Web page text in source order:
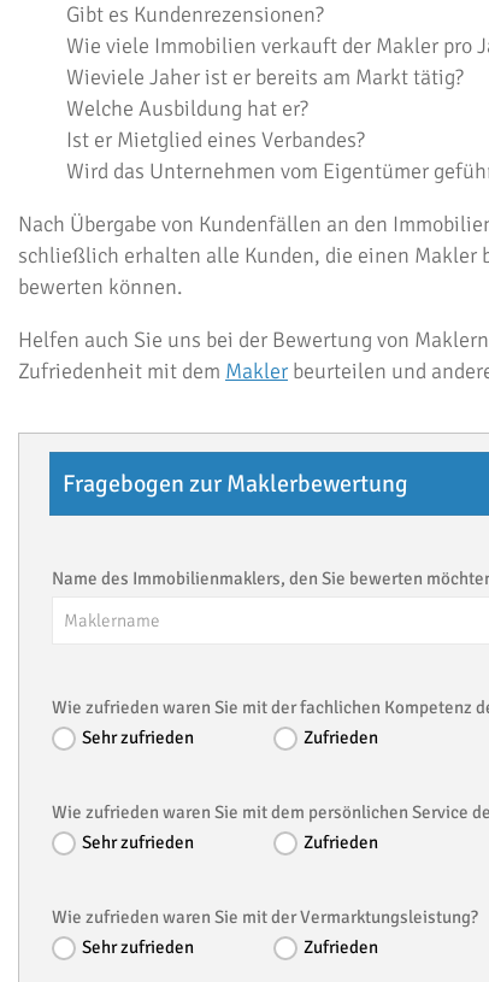
Gibt es Kundenrezensionen?
Wie viele Immobilien verkauft der Makler pro
Wieviele Jaher ist er bereits am Markt tätig?
Welche Ausbildung hat er?
Ist er Mietglied eines Verbandes?
Wird das Unternehmen vom Eigentümer
Nach Übergabe von Kundenfällen an den
schließlich erhalten alle Kunden, die einen Makler
bewerten können.
Helfen auch Sie uns bei der Bewertung von
Zufriedenheit mit dem Makler beurteilen und
Fragebogen zur Maklerbewertung
Name des Immobilienmaklers, den Sie bewerten
Wie zufrieden waren Sie mit der fachlichen Kompetenz
Sehr zufrieden
Zufrieden
Wie zufrieden waren Sie mit dem persönlichen Service
Sehr zufrieden
Zufrieden
Wie zufrieden waren Sie mit der Vermarktungsleistung?
Sehr zufrieden
Zufrieden